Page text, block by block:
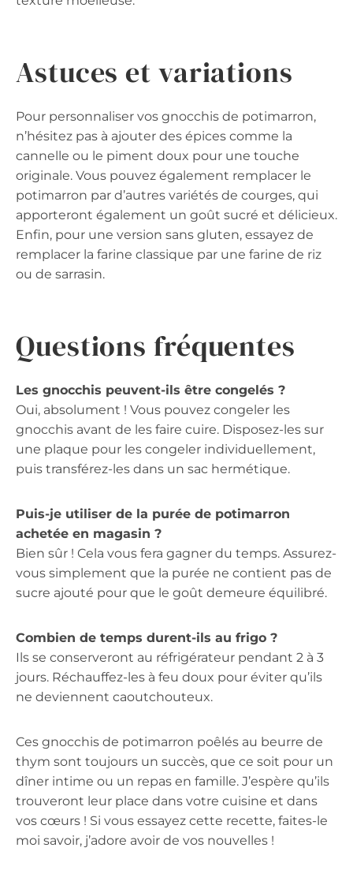
Astuces et variations
Pour personnaliser vos gnocchis de potimarron,
n’hésitez pas à ajouter des épices comme la
cannelle ou le piment doux pour une touche
originale. Vous pouvez également remplacer le
potimarron par d’autres variétés de courges, qui
apporteront également un goût sucré et délicieux.
Enfin, pour une version sans gluten, essayez de
remplacer la farine classique par une farine de riz
ou de sarrasin.
Questions fréquentes
Les gnocchis peuvent-ils être congelés ?
Oui, absolument ! Vous pouvez congeler les
gnocchis avant de les faire cuire. Disposez-les sur
une plaque pour les congeler individuellement,
puis transférez-les dans un sac hermétique.
Puis-je utiliser de la purée de potimarron
achetée en magasin ?
Bien sûr ! Cela vous fera gagner du temps. Assurez-
vous simplement que la purée ne contient pas de
sucre ajouté pour que le goût demeure équilibré.
Combien de temps durent-ils au frigo ?
Ils se conserveront au réfrigérateur pendant 2 à 3
jours. Réchauffez-les à feu doux pour éviter qu’ils
ne deviennent caoutchouteux.
Ces gnocchis de potimarron poêlés au beurre de
thym sont toujours un succès, que ce soit pour un
dîner intime ou un repas en famille. J’espère qu’ils
trouveront leur place dans votre cuisine et dans
vos cœurs ! Si vous essayez cette recette, faites-le
moi savoir, j’adore avoir de vos nouvelles !